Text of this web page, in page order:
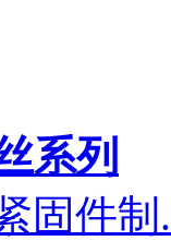
系列
固件制